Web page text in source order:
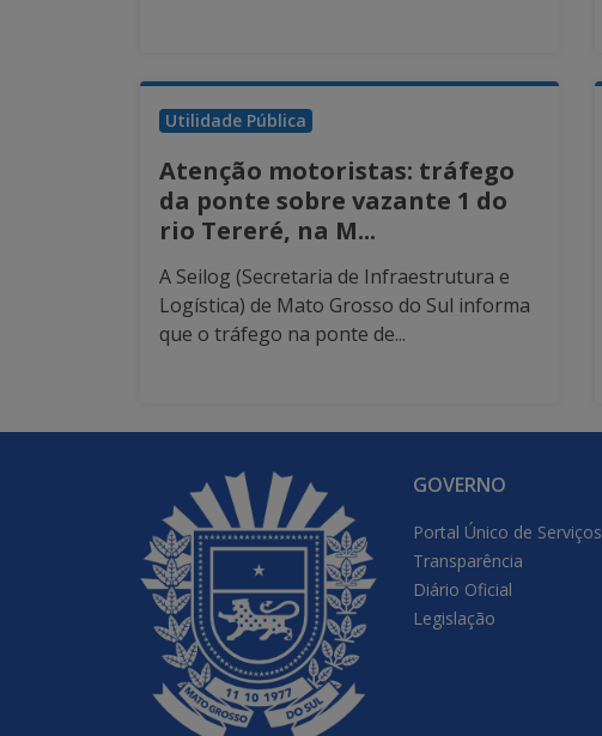
Utilidade Pública
Atenção motoristas: tráfego
da ponte sobre vazante 1 do
rio Tereré, na M...
A Seilog (Secretaria de Infraestrutura e
Logística) de Mato Grosso do Sul informa
que o tráfego na ponte de...
GOVERNO
Portal Único de Serviços
Transparência
Diário Oficial
Legislação